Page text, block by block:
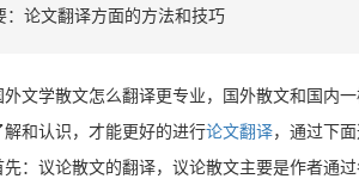
：论文翻译方面的方法和技巧
外文学散文怎么翻译更专业，国外散文和国内
解和认识，才能更好的进行论文翻译，通过下
先：议论散文的翻译，议论散文主要是作者通